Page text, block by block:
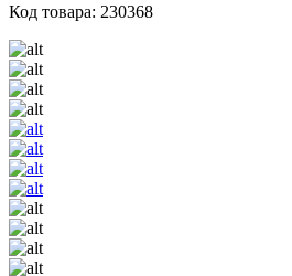
Код товара: 230368